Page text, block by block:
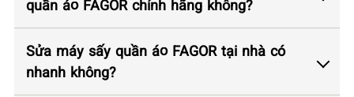
quần áo FAGOR chính hãng không?
Sửa máy sấy quần áo FAGOR tại nhà có
nhanh không?